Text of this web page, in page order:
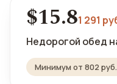
$15.81 291
Недорогой обед
Минимум от 802 руб.